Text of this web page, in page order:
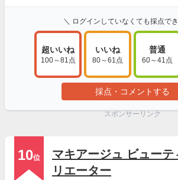
＼ ログインしていなくても採点で
超いいね
100～81点
いいね
80～61点
普通
60～41点
採点・コメントする
スポンサーリンク
10位
マキアージュ ビューテ
リエーター